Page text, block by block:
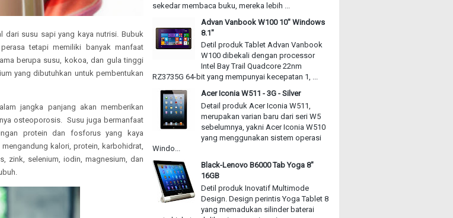
dari susu sapi yang kaya nutrisi. Bubuk
tetapi memiliki banyak manfaat
berupa susu, kokoa, dan gula tinggi
yang dibutuhkan untuk pembentukan
jangka panjang akan memberikan
osteoporosis. Susu juga bermanfaat
protein dan fosforus yang kaya
kalori, protein, karbohidrat,
zink, selenium, iodin, magnesium, dan
sekedar membaca buku, mereka lebih ...
Advan Vanbook W100 10" Windows
8.1"
Detil produk Tablet Advan Vanbook
W100 dibekali dengan processor
Intel Bay Trail Quadcore 22nm
RZ3735G 64-bit yang mempunyai kecepatan 1, ...
Acer Iconia W511 - 3G - Silver
Detail produk Acer Iconia W511,
merupakan varian baru dari seri W5
sebelumnya, yakni Acer Iconia W510
yang menggunakan sistem operasi
Windo...
Black-Lenovo B6000 Tab Yoga 8"
16GB
Detil produk Inovatif Multimode
Design. Design perintis Yoga Tablet 8
yang memadukan silinder baterai